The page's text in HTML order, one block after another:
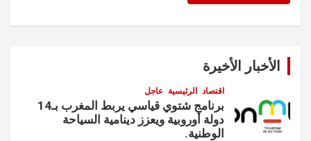
الأخبار الأخيرة
اقتصاد الرئيسية عاجل
برنامج شتوي قياسي يربط المغرب بـ14
دولة أوروبية ويعزز دينامية السياحة
الوطنية.